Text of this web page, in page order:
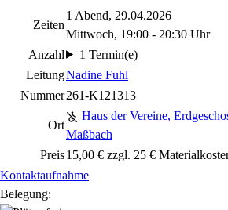
Zeiten
1 Abend, 29.04.2026
Mittwoch, 19:00 - 20:30 Uhr
Anzahl
1 Termin(e)
LeitungNadine Fuhl
Nummer261-K121313
Ort
Haus der Vereine,
Maßbach
Preis15,00 € zzgl. 25 €
Kontaktaufnahme
Belegung: